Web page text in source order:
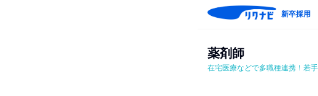
新卒採用
薬剤師
在宅医療などで多職種連携！若